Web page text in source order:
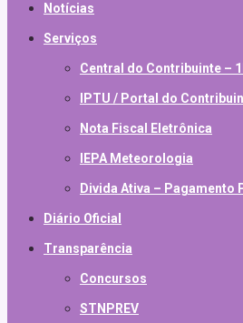
Notícias
Serviços
Central do Contribuinte –
IPTU / Portal do
Nota Fiscal Eletrônica
IEPA Meteorologia
Divida Ativa – Pagamento
Diário Oficial
Transparência
Concursos
STNPREV